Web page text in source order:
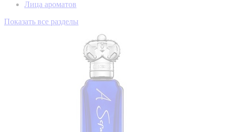
Лица ароматов
Показать все разделы